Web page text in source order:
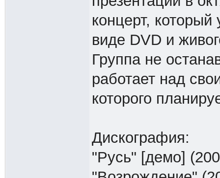
концерт, который
виде DVD и
Группа не
работает над
которого
Дискография:
"Русь" [демо]